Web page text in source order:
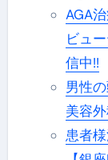
AGA
ビュ
信中!!
男性
美容
患者